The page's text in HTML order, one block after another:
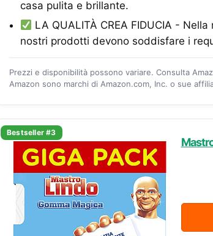
casa pulita e brillante.
LA QUALITÀ CREA FIDUCIA -
nostri prodotti devono soddisfare i
Prezzi e disponibilità possono variare. Consulta
Amazon sono marchi di Amazon.com, Inc. o sue
Bestseller #3